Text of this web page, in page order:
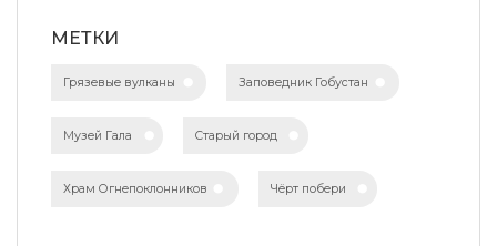
МЕТКИ
Грязевые вулканы Заповедник Гобустан
Музей Гала Старый город
Храм Огнепоклонников Чёрт побери